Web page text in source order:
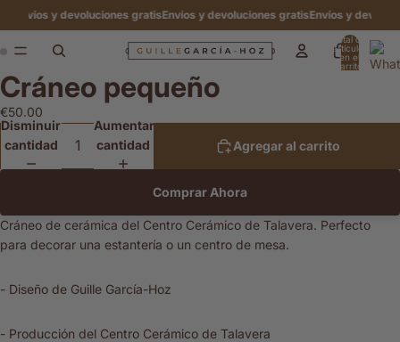
Envíos y devoluciones gratisEnvíos y devoluciones gratisEnvíos y
Total de
artículos
en el
carrito:
Abrir
imagen
a
pantalla
Abrir
imagen
a
pantalla
Cráneo pequeño
€50.00
Disminuir
cantidad
Aumentar
cantidad
Agregar al carrito
Comprar Ahora
Cráneo de cerámica del Centro Cerámico de Talavera. Perfecto
para decorar una estantería o un centro de mesa.
- Diseño de Guille García-Hoz
- Producción del Centro Cerámico de Talavera